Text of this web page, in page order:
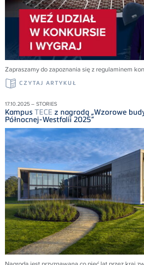
Zapraszamy do zapoznania się z regulaminem
CZYTAJ ARTYKUŁ
17.10.2025 – STORIES
Kampus TECE z nagrodą „Wzorowe
Północnej-Westfalii 2025”